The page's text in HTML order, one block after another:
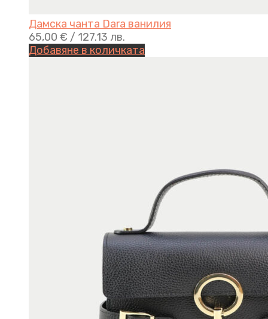
Дамска чанта Dara ванилия
65,00 € / 127.13 лв.
Добавяне в количката